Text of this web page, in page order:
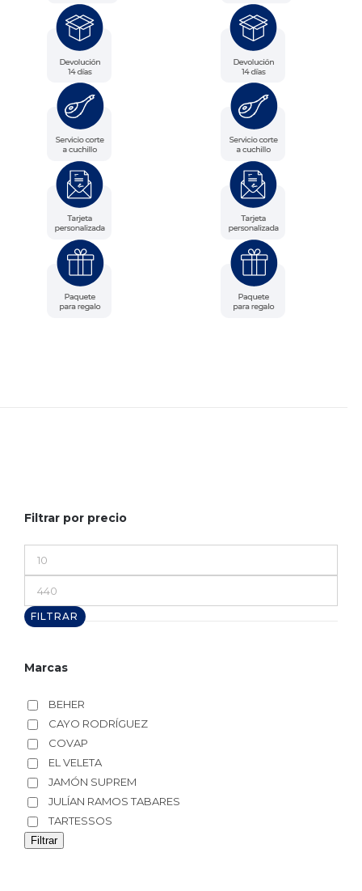
Filtrar por precio
mínimo
máximo
FILTRAR
Marcas
BEHER
CAYO RODRÍGUEZ
COVAP
EL VELETA
JAMÓN SUPREM
JULÍAN RAMOS TABARES
TARTESSOS
Filtrar